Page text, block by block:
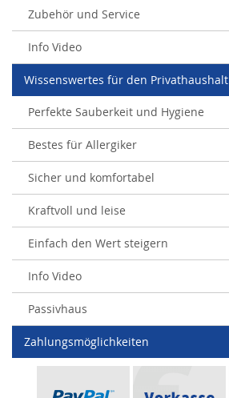
Zubehör und Service
Info Video
Wissenswertes für den Privathaushalt
Perfekte Sauberkeit und Hygiene
Bestes für Allergiker
Sicher und komfortabel
Kraftvoll und leise
Einfach den Wert steigern
Info Video
Passivhaus
Zahlungsmöglichkeiten